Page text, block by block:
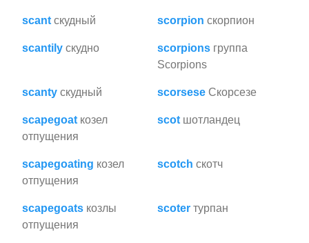
scant скудный scorpion скорпион
scantily скудно scorpions группа
Scorpions
scanty скудный scorsese Скорсезе
scapegoat козел
отпущения
scot шотландец
scapegoating козел
отпущения
scotch скотч
scapegoats козлы
отпущения
scoter турпан